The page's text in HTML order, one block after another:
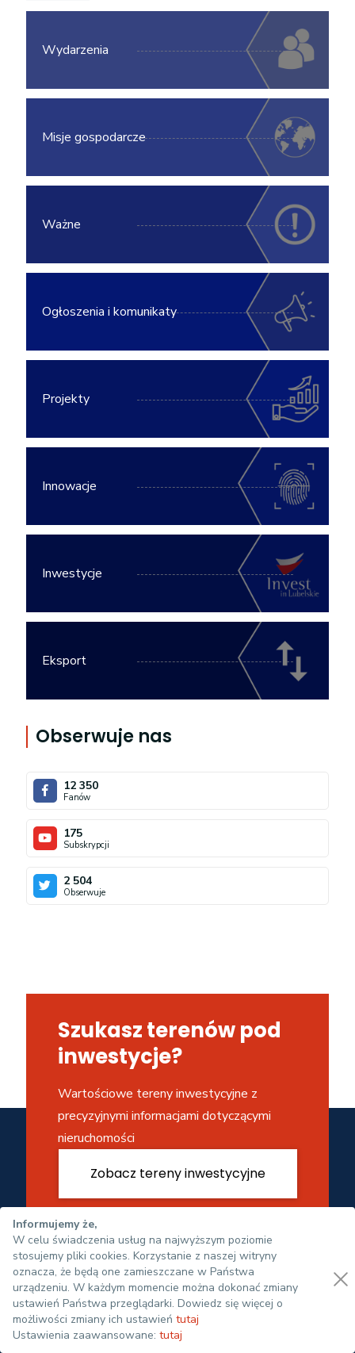
Wydarzenia
Misje gospodarcze
Ważne
Ogłoszenia i komunikaty
Projekty
Innowacje
Inwestycje
Eksport
Obserwuje nas
12 350
Fanów
175
Subskrypcji
2 504
Obserwuje
Szukasz terenów pod
inwestycje?
Wartościowe tereny inwestycyjne z
precyzyjnymi informacjami dotyczącymi
nieruchomości
Zobacz tereny inwestycyjne
Informujemy że,
W celu świadczenia usług na najwyższym poziomie
stosujemy pliki cookies. Korzystanie z naszej witryny
oznacza, że będą one zamieszczane w Państwa
urządzeniu. W każdym momencie można dokonać zmiany
ustawień Państwa przeglądarki. Dowiedz się więcej o
możliwości zmiany ich ustawień tutaj
Ustawienia zaawansowane: tutaj